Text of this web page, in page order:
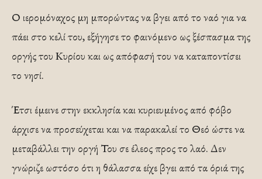
Ο ιερομόναχος μη μπορώντας να βγει από το ναό για να
πάει στο κελί του, εξήγησε το φαινόμενο ως ξέσπασμα της
οργής του Κυρίου και ως απόφασή του να καταποντίσει
το νησί.
Έτσι έμεινε στην εκκλησία και κυριευμένος από φόβο
άρχισε να προσεύχεται και να παρακαλεί το Θεό ώστε να
μεταβάλλει την οργή Του σε έλεος προς το λαό. Δεν
γνώριζε ωστόσο ότι η θάλασσα είχε βγει από τα όριά της